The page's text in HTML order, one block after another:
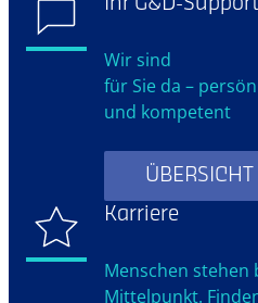
Ihr G&D-Support
Wir sind
für Sie da –
und kompetent
ÜBERSICHT
Karriere
Menschen stehen
Mittelpunkt.